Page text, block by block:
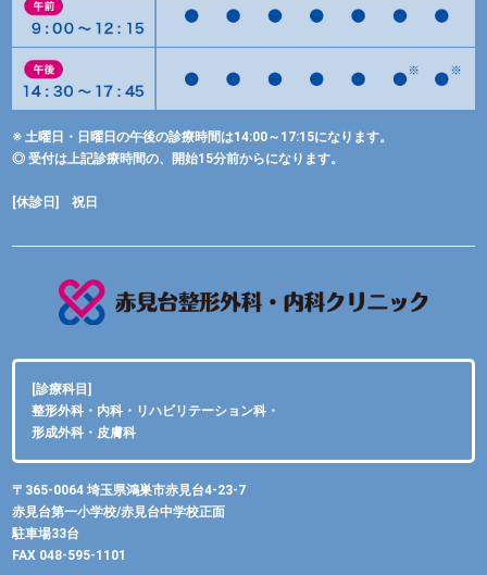
※ 土曜日・日曜日の午後の診療時間は14:00～17:15になります。
◎ 受付は上記診療時間の、開始15分前からになります。
[休診日] 祝日
[診療科目]
整形外科・内科・リハビリテーション科・
形成外科・皮膚科
〒365-0064 埼玉県鴻巣市赤見台4-23-7
赤見台第一小学校/赤見台中学校正面
駐車場33台
FAX 048-595-1101